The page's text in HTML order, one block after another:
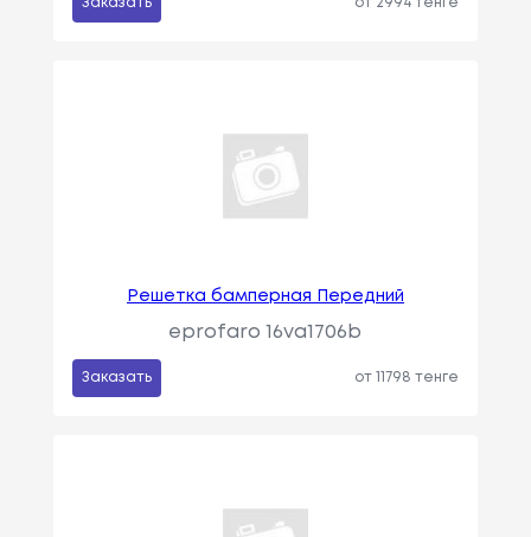
Заказать от 2994 тенге
Решетка бамперная Передний
eprofaro 16va1706b
Заказать от 11798 тенге